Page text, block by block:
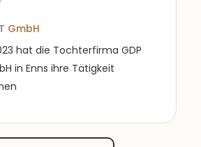
GmbH
hat die Tochterfirma GDP
in Enns ihre Tätigkeit